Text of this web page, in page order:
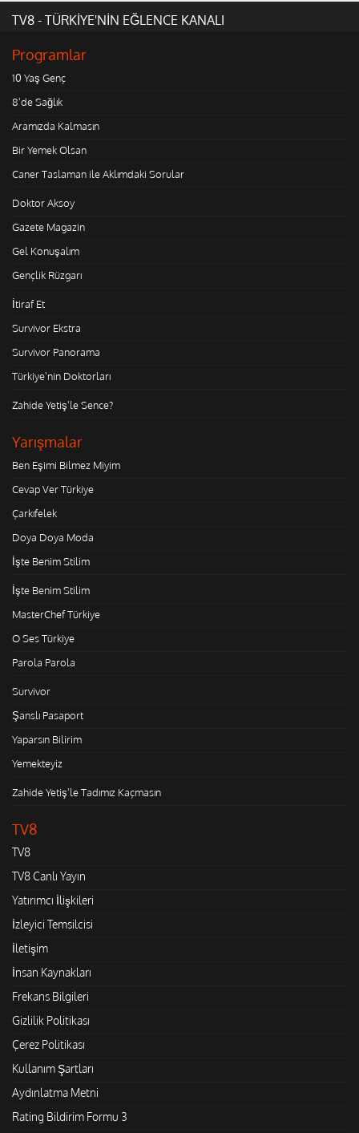
TV8 - TÜRKİYE'NİN EĞLENCE KANALI
Programlar
10 Yaş Genç
8'de Sağlık
Aramızda Kalmasın
Bir Yemek Olsan
Caner Taslaman ile Aklımdaki Sorular
Doktor Aksoy
Gazete Magazin
Gel Konuşalım
Gençlik Rüzgarı
İtiraf Et
Survivor Ekstra
Survivor Panorama
Türkiye'nin Doktorları
Zahide Yetiş'le Sence?
Yarışmalar
Ben Eşimi Bilmez Miyim
Cevap Ver Türkiye
Çarkıfelek
Doya Doya Moda
İşte Benim Stilim
İşte Benim Stilim
MasterChef Türkiye
O Ses Türkiye
Parola Parola
Survivor
Şanslı Pasaport
Yaparsın Bilirim
Yemekteyiz
Zahide Yetiş'le Tadımız Kaçmasın
TV8
TV8
TV8 Canlı Yayın
Yatırımcı İlişkileri
İzleyici Temsilcisi
İletişim
İnsan Kaynakları
Frekans Bilgileri
Gizlilik Politikası
Çerez Politikası
Kullanım Şartları
Aydınlatma Metni
Rating Bildirim Formu 3